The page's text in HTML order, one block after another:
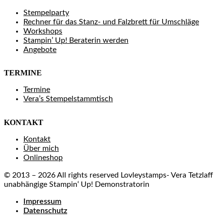
Stempelparty
Rechner für das Stanz- und Falzbrett für Umschläge
Workshops
Stampin’ Up! Beraterin werden
Angebote
TERMINE
Termine
Vera’s Stempelstammtisch
KONTAKT
Kontakt
Über mich
Onlineshop
© 2013 – 2026 All rights reserved Lovleystamps- Vera Tetzlaff
unabhängige Stampin‘ Up! Demonstratorin
Impressum
Datenschutz